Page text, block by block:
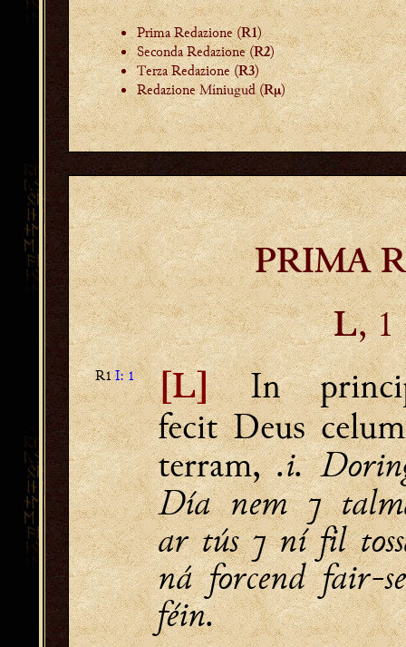
Prima Redazione (R1)
Seconda Redazione (R2)
Terza Redazione (R3)
Redazione Míniuguḋ (Rμ)
PRIMA
L,
R1I: 1 [L]
In
fecit Deus
terram,.i.
Día nem ⁊
ar tús ⁊ ní fil
ná forcend fair-
féin.